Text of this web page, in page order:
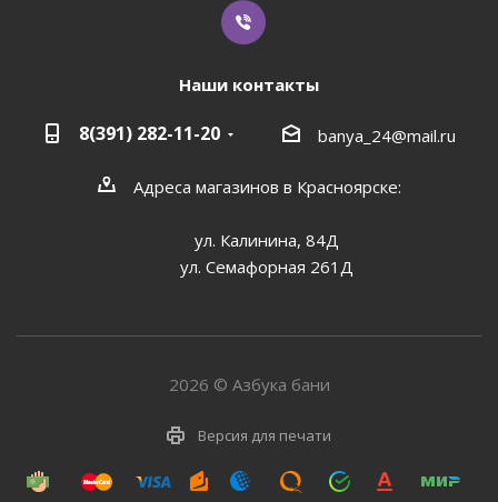
Наши контакты
8(391) 282-11-20 banya_24@mail.ru
Адреса магазинов в Красноярске:
ул. Калинина, 84Д
ул. Семафорная 261Д
2026 © Азбука бани
Версия для печати